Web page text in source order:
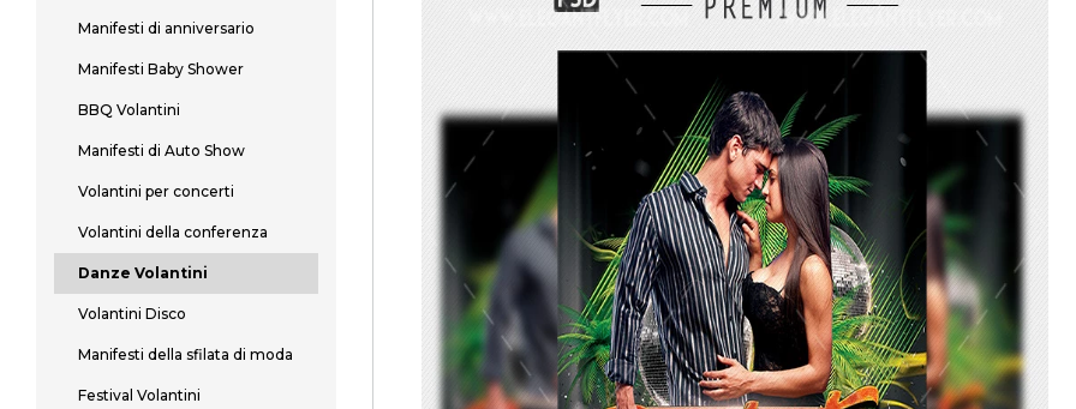
Manifesti di anniversario
Manifesti Baby Shower
BBQ Volantini
Manifesti di Auto Show
Volantini per concerti
Volantini della conferenza
Danze Volantini
Volantini Disco
Manifesti della sfilata di moda
Festival Volantini